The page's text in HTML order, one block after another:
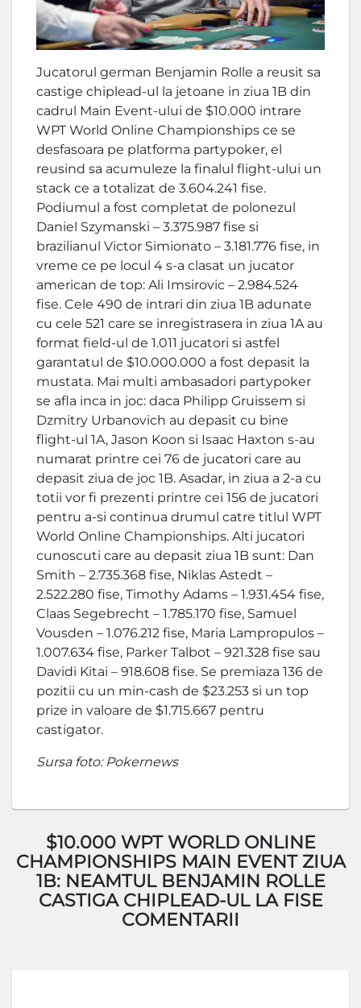
Jucatorul german Benjamin Rolle a reusit sa
castige chiplead-ul la jetoane in ziua 1B din
cadrul Main Event-ului de $10.000 intrare
WPT World Online Championships ce se
desfasoara pe platforma partypoker, el
reusind sa acumuleze la finalul flight-ului un
stack ce a totalizat de 3.604.241 fise.
Podiumul a fost completat de polonezul
Daniel Szymanski – 3.375.987 fise si
brazilianul Victor Simionato – 3.181.776 fise, in
vreme ce pe locul 4 s-a clasat un jucator
american de top: Ali Imsirovic – 2.984.524
fise. Cele 490 de intrari din ziua 1B adunate
cu cele 521 care se inregistrasera in ziua 1A au
format field-ul de 1.011 jucatori si astfel
garantatul de $10.000.000 a fost depasit la
mustata. Mai multi ambasadori partypoker
se afla inca in joc: daca Philipp Gruissem si
Dzmitry Urbanovich au depasit cu bine
flight-ul 1A, Jason Koon si Isaac Haxton s-au
numarat printre cei 76 de jucatori care au
depasit ziua de joc 1B. Asadar, in ziua a 2-a cu
totii vor fi prezenti printre cei 156 de jucatori
pentru a-si continua drumul catre titlul WPT
World Online Championships. Alti jucatori
cunoscuti care au depasit ziua 1B sunt: Dan
Smith – 2.735.368 fise, Niklas Astedt –
2.522.280 fise, Timothy Adams – 1.931.454 fise,
Claas Segebrecht – 1.785.170 fise, Samuel
Vousden – 1.076.212 fise, Maria Lampropulos –
1.007.634 fise, Parker Talbot – 921.328 fise sau
Davidi Kitai – 918.608 fise. Se premiaza 136 de
pozitii cu un min-cash de $23.253 si un top
prize in valoare de $1.715.667 pentru
castigator.
Sursa foto: Pokernews
$10.000 WPT WORLD ONLINE
CHAMPIONSHIPS MAIN EVENT ZIUA
1B: NEAMTUL BENJAMIN ROLLE
CASTIGA CHIPLEAD-UL LA FISE
COMENTARII